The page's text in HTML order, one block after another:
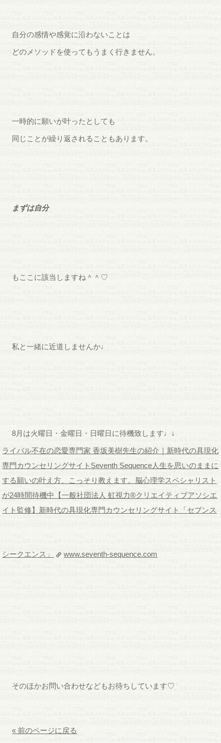
自分の感情や感覚に沿わないことは
どのメソッドを使ってもうまく行きません。
一時的に願いが叶ったとしても
同じことが繰り返されることもあります。
まずは自分
もここに該当しますね＾＾♡
私と一緒に近道しませんか♩
8月は火曜日・金曜日・日曜日に待機致します♩↓
ライバル不在の恋愛専門家 香坂美樹先生の紹介｜新時代の具現化
専門カウンセリングサイトSeventh Sequence人生を思いのままに
する願いの叶え方、こっそり教えます。脳心理学スペシャリスト
が24時間待機中【一般社団法人 虹視力®クリエイティブアソシエ
イト監修】新時代の具現化専門カウンセリングサイト「セブンス
シークエンス」 www.seventh-sequence.com
そのほかお問い合わせなどもお待ちしています♡
« 前のページに戻る